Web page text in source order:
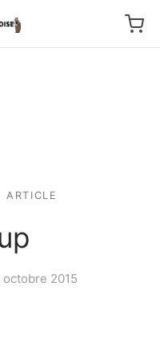
ARTICLE
octobre 2015